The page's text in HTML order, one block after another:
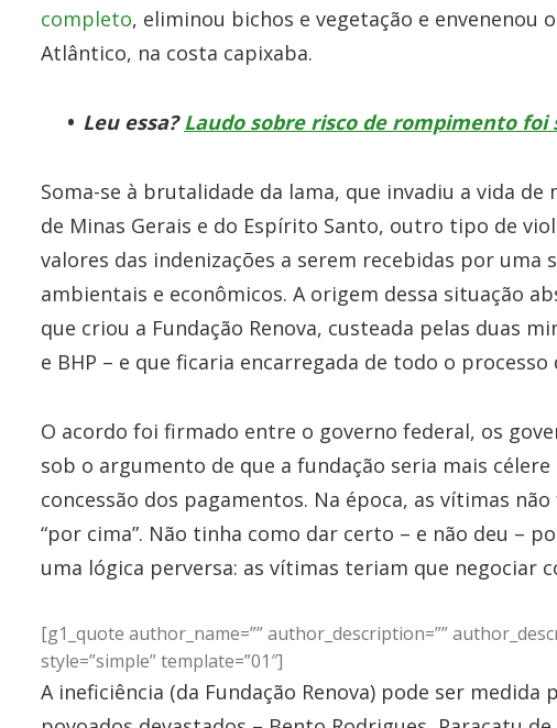
completo, eliminou bichos e vegetação e envenenou
Atlântico, na costa capixaba.
Leu essa?Laudo sobre risco de rompimento
Soma-se à brutalidade da lama, que invadiu a vida
de Minas Gerais e do Espírito Santo, outro tipo de
valores das indenizações a serem recebidas por uma
ambientais e econômicos. A origem dessa situação
que criou a Fundação Renova, custeada pelas duas
e BHP – e que ficaria encarregada de todo o processo
O acordo foi firmado entre o governo federal, os
sob o argumento de que a fundação seria mais
concessão dos pagamentos. Na época, as vítimas
“por cima”. Não tinha como dar certo – e não deu –
uma lógica perversa: as vítimas teriam que negociar
[g1_quote author_name=”” author_description=””
style=”simple” template=”01″]
A ineficiência (da Fundação Renova) pode ser